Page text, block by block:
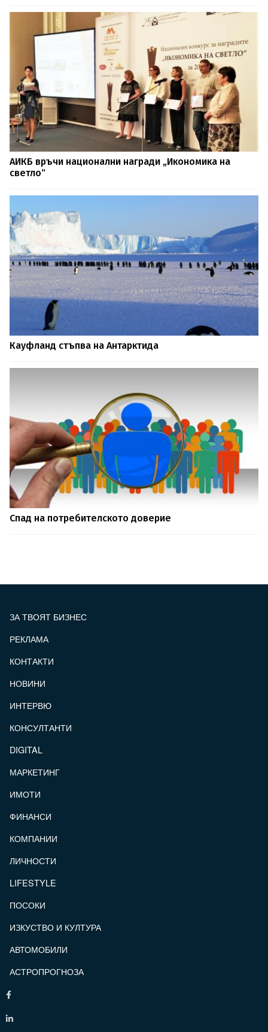
АИКБ връчи национални награди „Икономика на
светло“
Кауфланд стъпва на Антарктида
Спад на потребителското доверие
ЗА ТВОЯТ БИЗНЕС
РЕКЛАМА
КОНТАКТИ
НОВИНИ
ИНТЕРВЮ
КОНСУЛТАНТИ
DIGITAL
МАРКЕТИНГ
ИМОТИ
ФИНАНСИ
КОМПАНИИ
ЛИЧНОСТИ
LIFESTYLE
ПОСОКИ
ИЗКУСТВО И КУЛТУРА
АВТОМОБИЛИ
АСТРОПРОГНОЗА